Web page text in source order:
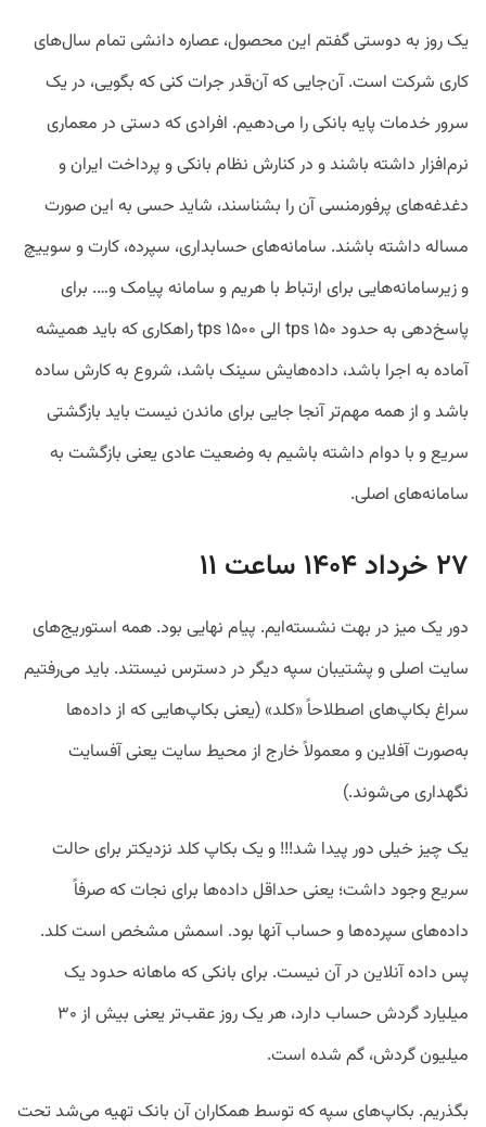
یک روز به دوستی گفتم این محصول، عصاره دانشی تمام سال‌های
کاری شرکت است. آن‌جایی که آن‌قدر جرات کنی که بگویی، در یک
سرور خدمات پایه بانکی را می‌دهیم. افرادی که دستی در معماری
نرم‌افزار داشته باشند و در کنارش نظام بانکی و پرداخت ایران و
دغدغه‌های پرفورمنسی آن را بشناسند، شاید حسی به این صورت
مساله داشته باشند. سامانه‌های حسابداری، سپرده، کارت و سوییچ
و زیرسامانه‌هایی برای ارتباط با هریم و سامانه پیامک و…. برای
پاسخ‌‌دهی به حدود ۱۵۰ tps الی ۱۵۰۰ tps راهکاری که باید همیشه
آماده به اجرا باشد، داده‌هایش سینک باشد، شروع به کارش ساده
باشد و از همه مهم‌تر آنجا جایی برای ماندن نیست باید بازگشتی
سریع و با دوام داشته باشیم به وضعیت عادی یعنی بازگشت به
سامانه‌های اصلی.
۲۷ خرداد ۱۴۰۴ ساعت ۱۱
دور یک میز در بهت نشسته‌ایم. پیام نهایی بود. همه استوریج‌های
سایت اصلی و پشتیبان سپه دیگر در دسترس نیستند. باید می‌رفتیم
سراغ بکاپ‌های اصطلاحاً «کلد» (یعنی بکاپ‌هایی که از داده‌ها
به‌صورت آفلاین و معمولاً خارج از محیط سایت یعنی آفسایت
نگهداری می‌شوند.)
یک چیز خیلی دور پیدا شد!!! و یک بکاپ کلد نزدیکتر برای حالت
سریع وجود داشت؛ یعنی حداقل داده‌ها برای نجات که صرفاً
داده‌های سپرده‌ها و حساب آنها بود. اسمش مشخص است کلد.
پس داده آنلاین در آن نیست. برای بانکی که ماهانه حدود یک
میلیارد گردش حساب دارد، هر یک روز عقب‌تر یعنی بیش از ۳۰
میلیون گردش، گم شده است.
بگذریم. بکاپ‌های سپه که توسط همکاران آن بانک تهیه می‌شد تحت